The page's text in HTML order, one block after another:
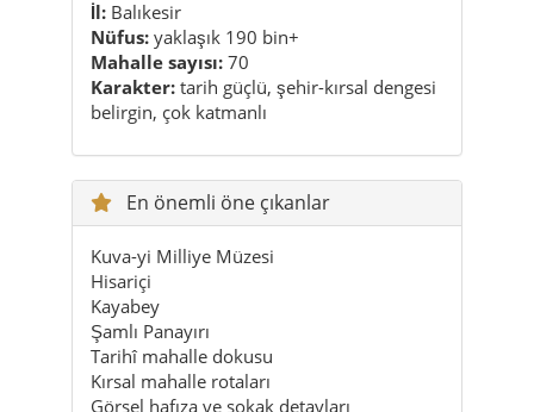
En önemli öne çıkanlar
Kuva-yi Milliye Müzesi
Hisariçi
Kayabey
Şamlı Panayırı
Tarihî mahalle dokusu
Kırsal mahalle rotaları
Görsel hafıza ve sokak detayları
Pratik ipuçları